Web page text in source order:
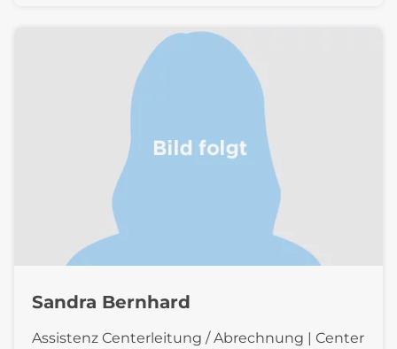
Sandra Bernhard
Assistenz Centerleitung / Abrechnung | Center